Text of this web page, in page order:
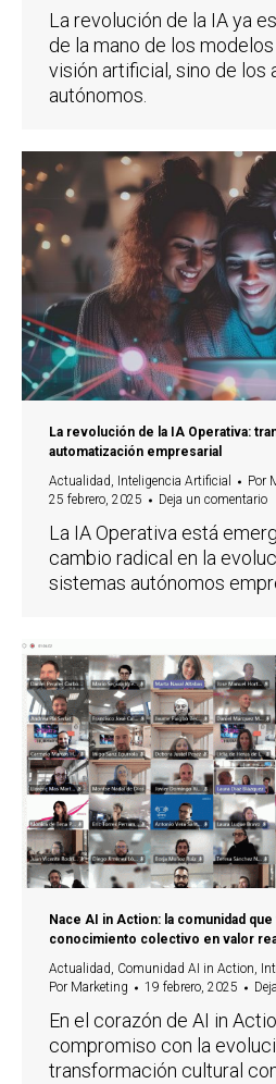
La revolución de la IA ya
de la mano de los
visión artificial, sino de los
autónomos.
La revolución de la IA Operativa:
automatización empresarial
Actualidad, Inteligencia Artificial Por
25 febrero, 2025
Deja un comentario
La IA Operativa está
cambio radical en la
sistemas autónomos
Nace AI in Action: la comunidad que
conocimiento colectivo en valor
Actualidad, Comunidad AI in Action,
Por Marketing 19 febrero, 2025
En el corazón de AI in
compromiso con la
transformación cultural